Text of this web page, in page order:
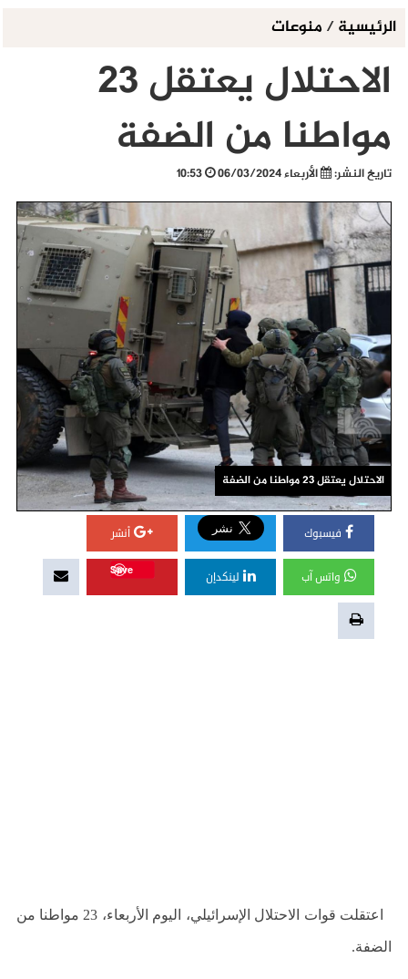
الرئيسية/ منوعات
الاحتلال يعتقل 23
مواطنا من الضفة
تاريخ النشر: الأربعاء 06/03/2024
الاحتلال يعتقل 23 مواطنا من الضفة
فيسبوك أنشر
واتس آب لينكدإن
Save
اعتقلت قوات الاحتلال الإسرائيلي، اليوم الأربعاء، 23 مواطنا من
الضفة.